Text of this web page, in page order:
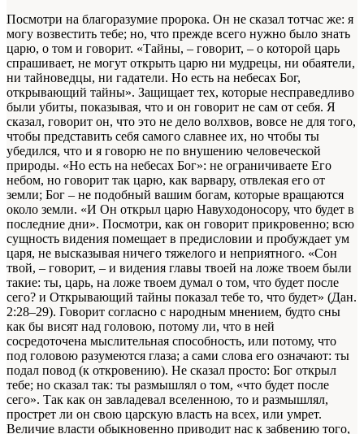
Посмотри на благоразумие пророка. Он не сказал тотчас же: я
могу возвестить тебе; но, что прежде всего нужно было знать
царю, о том и говорит. «Тайны, – гово­рит, – о которой царь
спрашивает, не могут открыть царю ни мудрецы, ни обаятели,
ни тайноведцы, ни гадатели. Но есть на небесах Бог,
открывающий тайны». Защищает тех, которые несправедливо
были убиты, показывая, что и он говорит не сам от себя. Я
сказал, го­ворит он, что это не дело волхвов, вовсе не для того,
чтобы представить себя самого славнее их, но чтобы ты
убедился, что и я говорю не по внушению человеческой
природы. «Но есть на небесах Бог»: не ограничиваете Его
небом, но говорит так царю, как варвару, отвлекая его от
земли; Бог – не подобный вашим богам, которые вращаются
около земли. «И Он открыл царю Навуходоносору, что будет в
последние дни». Посмотри, как он говорит прикровенно; всю
сущность виде­ния помещает в предисловии и пробуждает ум
царя, не вы­сказывая ничего тяжелого и неприятного. «Сон
твой, – говорит, – и видения главы твоей на ложе твоем были
такие: ты, царь, на ложе твоем думал о том, что будет после
сего? и Открывающий тайны показал тебе то, что будет» (Дан.
2:28–29). Говорит согласно с народным мнением, будто сны
как бы висят над головою, потому ли, что в ней
сосредоточена мыслительная спо­собность, или потому, что
под головою разумеются глаза; а са­ми слова его означают: ты
подал повод (к откровению). Не сказал просто: Бог открыл
тебе; но сказал так: ты размы­шлял о том, «что будет после
сего». Так как он завладевал вселенною, то и размышлял,
прострет ли он свою царскую власть на всех, или умрет.
Величие власти обыкно­венно приводит нас к забвению того,